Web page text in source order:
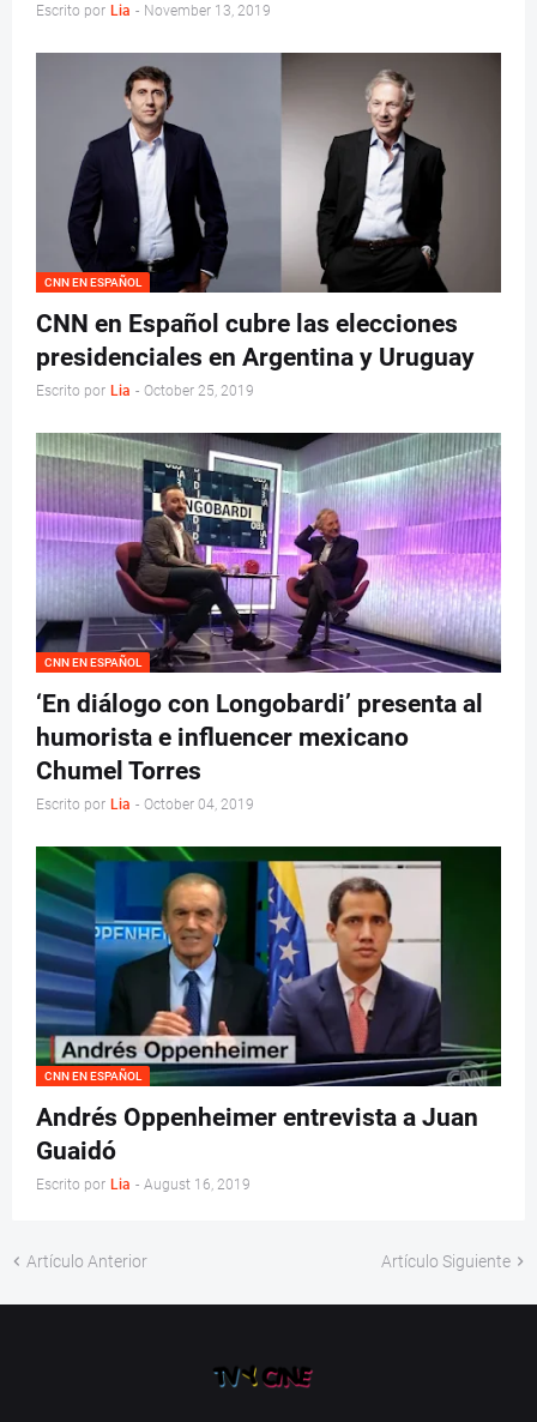
Escrito por Lia - November 13, 2019
CNN EN ESPAÑOL
CNN en Español cubre las elecciones
presidenciales en Argentina y Uruguay
Escrito por Lia - October 25, 2019
CNN EN ESPAÑOL
‘En diálogo con Longobardi’ presenta al
humorista e influencer mexicano
Chumel Torres
Escrito por Lia - October 04, 2019
CNN EN ESPAÑOL
Andrés Oppenheimer entrevista a Juan
Guaidó
Escrito por Lia - August 16, 2019
Artículo Anterior Artículo Siguiente